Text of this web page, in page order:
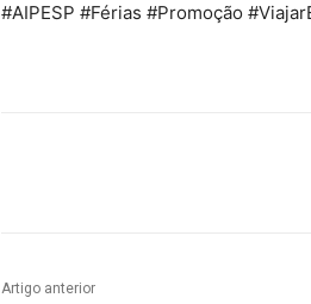
#AIPESP #Férias #Promoção
Artigo anterior